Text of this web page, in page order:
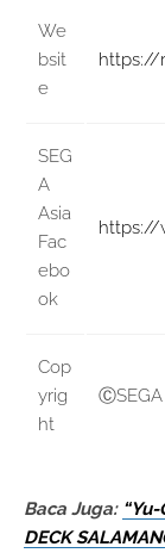
We
bsit
e
https://
SEG
A
Asia
Fac
ebo
ok
https://
Cop
yrig
ht
ⒸSEGA
Baca Juga:
DECK